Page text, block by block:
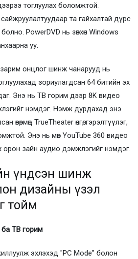
тоглуулах боломжтой.
сайжруулалтуудаар та гайхалтай дүрс
PowerDVD нь зөвхөн Windows
уу.
онцлог шинж чанарууд нь
зориулагдсан 64 битийн эх
Энэ нь ТВ горим дээр 8K видео
нэмдэг. Нэмж дурдахад энэ
өвөрмөц TrueTheater өнгө, гэрэлтүүлэг,
Энэ нь мөн YouTube 360 ​​видео
орон зайн аудио дэмжлэгийг нэмдэг.
үндсэн шинж
дизайны үзэл
тойм
ба ТВ горим
эхлэхэд "PC Mode" болон